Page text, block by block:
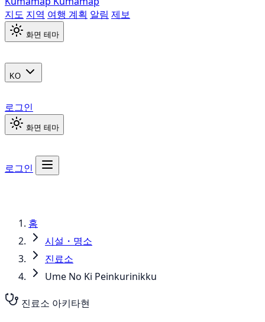
지도 지역 여행 계획 알림 제보
화면 테마
KO
로그인
화면 테마
로그인
홈
시설・명소
진료소
Ume No Ki Peinkurinikku
진료소 아키타현